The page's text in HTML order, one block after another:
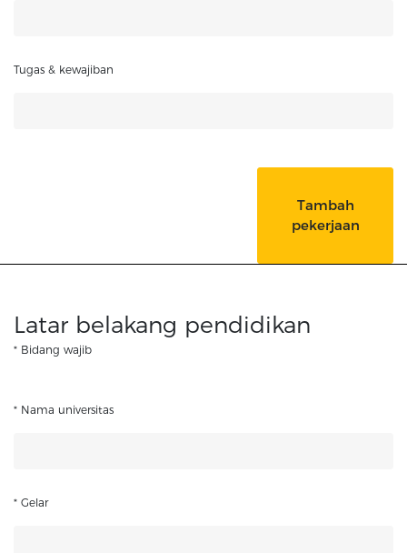
Tugas & kewajiban
Tambah
pekerjaan
Latar belakang pendidikan
* Bidang wajib
* Nama universitas
* Gelar